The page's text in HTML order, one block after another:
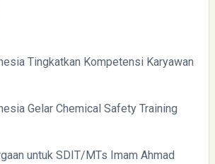
Kisah Inspiratif di Balik Kasus Hukum
Kenaikan Suku Bunga terhadap Bitcoin
Tingkatkan Kompetensi Karyawan
Gelar Chemical Safety Training
untuk SDIT/MTs Imam Ahmad